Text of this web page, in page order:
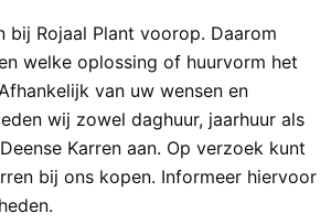
bij Rojaal Plant voorop. Daarom
welke oplossing of huurvorm het
van uw wensen en
wij zowel daghuur, jaarhuur als
Karren aan. Op verzoek kunt
bij ons kopen. Informeer hiervoor